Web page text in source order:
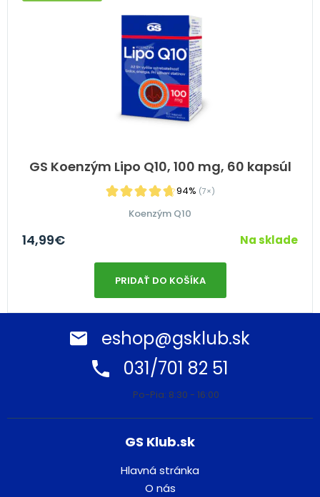
GS Koenzým Lipo Q10, 100 mg, 60 kapsúl
94% (7×)
Koenzým Q10
14,99€ Na sklade
PRIDAŤ DO KOŠÍKA
eshop@gsklub.sk
031/701 82 51
Po-Pia: 8:30 - 16:00
GS Klub.sk
Hlavná stránka
O nás